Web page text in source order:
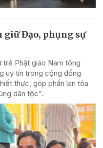
giữ Đạo, phụng sự
trẻ Phật giáo Nam tông
uy tín trong cộng đồng
thực, góp phần lan tỏa
dân tộc”.